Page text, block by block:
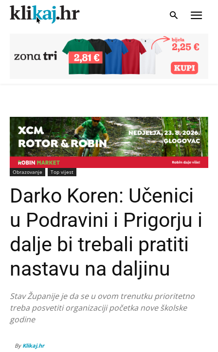
Obrazovanje Top vijest
Darko Koren: Učenici
u Podravini i Prigorju i
dalje bi trebali pratiti
nastavu na daljinu
Stav Županije je da se u ovom trenutku prioritetno
treba posvetiti organizaciji početka nove školske
godine
By Klikaj.hr